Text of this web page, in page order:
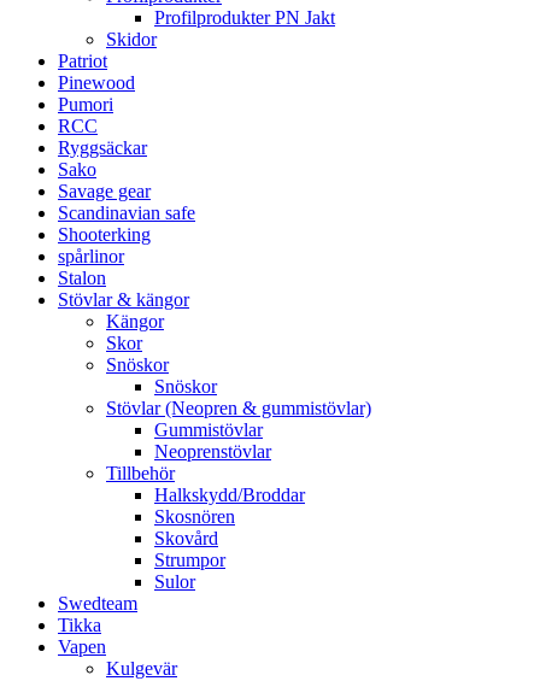
Profilprodukter PN Jakt
Skidor
Patriot
Pinewood
Pumori
RCC
Ryggsäckar
Sako
Savage gear
Scandinavian safe
Shooterking
spårlinor
Stalon
Stövlar & kängor
Kängor
Skor
Snöskor
Snöskor
Stövlar (Neopren & gummistövlar)
Gummistövlar
Neoprenstövlar
Tillbehör
Halkskydd/Broddar
Skosnören
Skovård
Strumpor
Sulor
Swedteam
Tikka
Vapen
Kulgevär